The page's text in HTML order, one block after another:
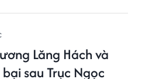
Lăng Hách và
sau Trục Ngọc